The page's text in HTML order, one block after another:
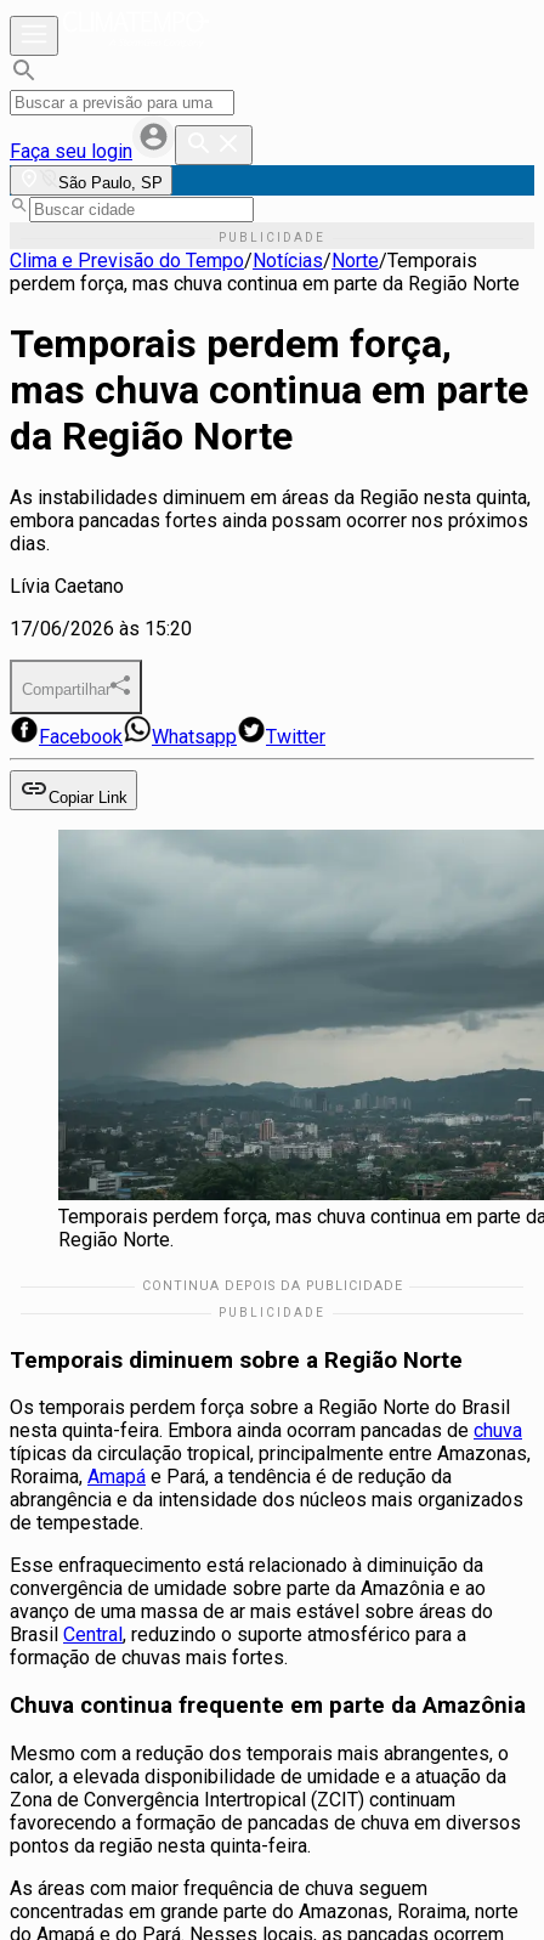
Faça seu login
São Paulo, SP
Clima e Previsão do Tempo/Notícias/Norte/Temporais
perdem força, mas chuva continua em parte da Região Norte
Temporais perdem força,
mas chuva continua em parte
da Região Norte
As instabilidades diminuem em áreas da Região nesta quinta,
embora pancadas fortes ainda possam ocorrer nos próximos
dias.
Lívia Caetano
17/06/2026 às 15:20
Compartilhar
Facebook Whatsapp Twitter
Copiar Link
Temporais perdem força, mas chuva continua em parte
Região Norte.
Temporais diminuem sobre a Região Norte
Os temporais perdem força sobre a Região Norte do Brasil
nesta quinta-feira. Embora ainda ocorram pancadas de chuva
típicas da circulação tropical, principalmente entre Amazonas,
Roraima, Amapá e Pará, a tendência é de redução da
abrangência e da intensidade dos núcleos mais organizados
de tempestade.
Esse enfraquecimento está relacionado à diminuição da
convergência de umidade sobre parte da Amazônia e ao
avanço de uma massa de ar mais estável sobre áreas do
Brasil Central , reduzindo o suporte atmosférico para a
formação de chuvas mais fortes.
Chuva continua frequente em parte da Amazônia
Mesmo com a redução dos temporais mais abrangentes, o
calor, a elevada disponibilidade de umidade e a atuação da
Zona de Convergência Intertropical (ZCIT) continuam
favorecendo a formação de pancadas de chuva em diversos
pontos da região nesta quinta-feira.
As áreas com maior frequência de chuva seguem
concentradas em grande parte do Amazonas, Roraima, norte
do Amapá e do Pará. Nesses locais, as pancadas ocorrem